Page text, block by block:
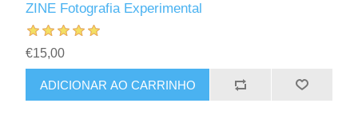
ZINE Fotografia Experimental
€15,00